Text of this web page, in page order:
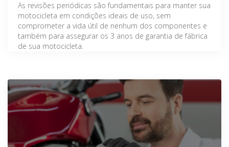
As revisões periódicas são fundamentais para manter sua
motocicleta em condições ideais de uso, sem
comprometer a vida útil de nenhum dos componentes e
também para assegurar os 3 anos de garantia de fábrica
de sua motocicleta.